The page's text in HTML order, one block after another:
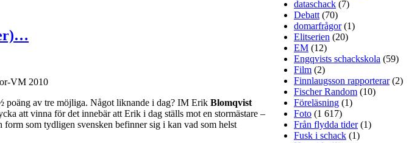
poäng av tre möjliga. Något liknande i dag? IM Erik Blomqvist
att vinna för det innebär att Erik i dag ställs mot en stormästare –
som tydligen svensken befinner sig i kan vad som helst
dataschack (7)
Debatt (70)
domarfrågor(1)
Elitserien (20)
EM (12)
Engqvists schackskola (59)
Film (2)
Finnlaugsson rapporterar(2)
Fischer Random (10)
Föreläsning (1)
Foto (1 617)
Från flydda tider(1)
Fusk i schack (1)